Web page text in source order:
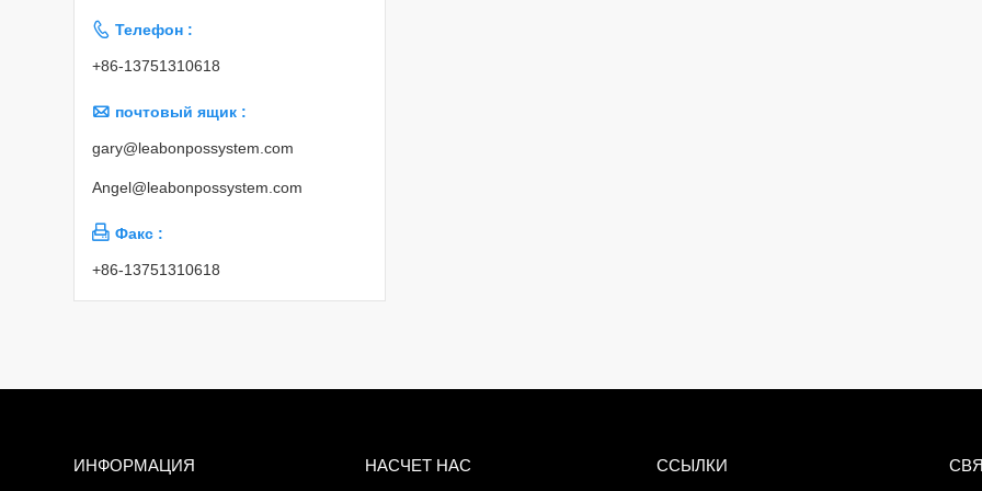
 Телефон :
+86-13751310618
 почтовый ящик :
gary@leabonpossystem.com
Angel@leabonpossystem.com
 Факс :
+86-13751310618
ИНФОРМАЦИЯ НАСЧЕТ НАС ССЫЛКИ